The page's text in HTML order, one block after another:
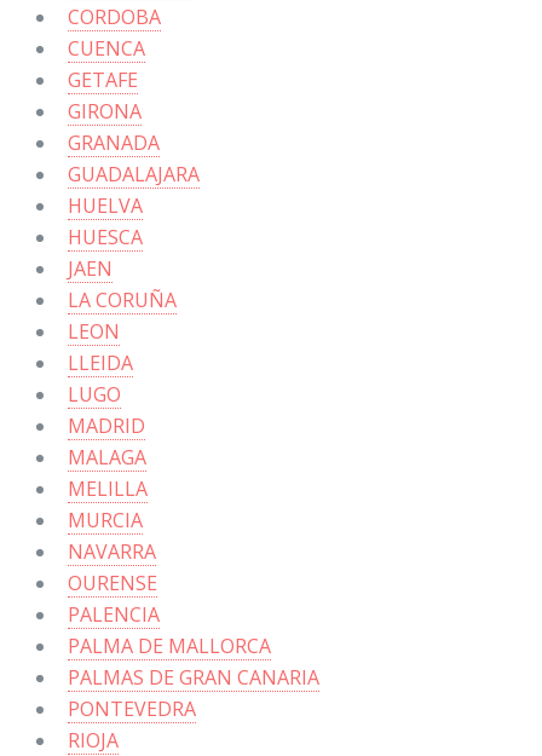
CORDOBA
CUENCA
GETAFE
GIRONA
GRANADA
GUADALAJARA
HUELVA
HUESCA
JAEN
LA CORUÑA
LEON
LLEIDA
LUGO
MADRID
MALAGA
MELILLA
MURCIA
NAVARRA
OURENSE
PALENCIA
PALMA DE MALLORCA
PALMAS DE GRAN CANARIA
PONTEVEDRA
RIOJA